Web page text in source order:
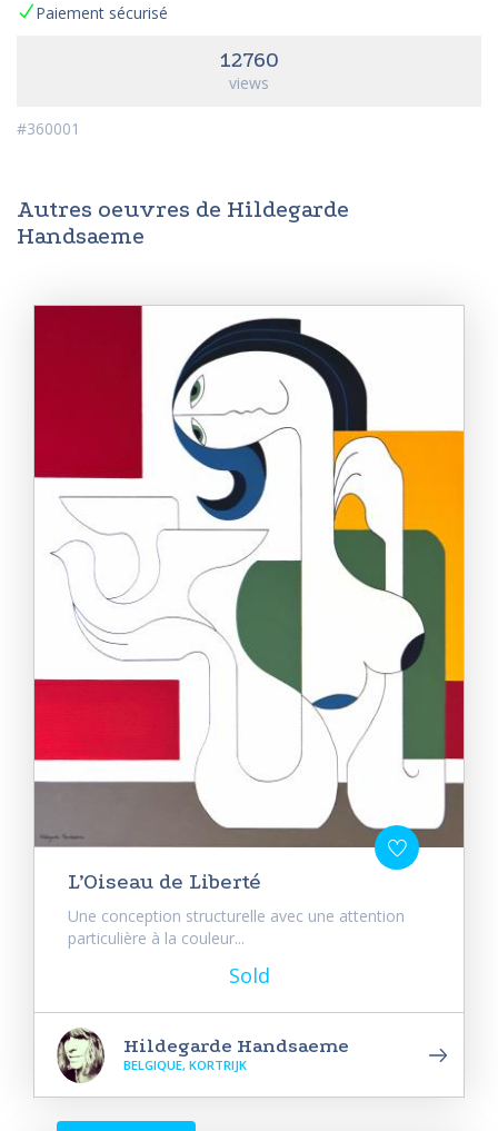
Paiement sécurisé
12760
views
#360001
Autres oeuvres de Hildegarde
Handsaeme
L’Oiseau de Liberté
Une conception structurelle avec une attention
particulière à la couleur...
Sold
Hildegarde Handsaeme
BELGIQUE, KORTRIJK